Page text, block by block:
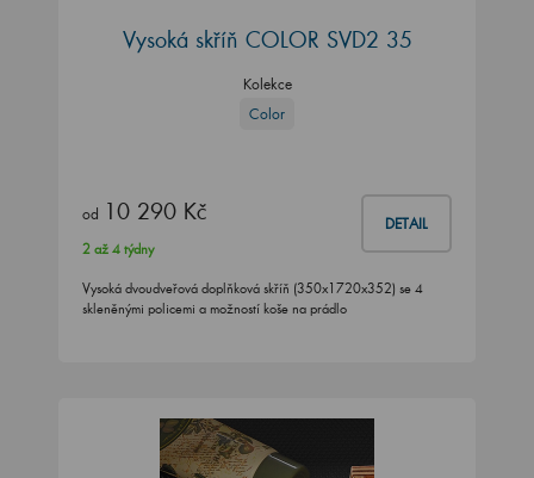
Vysoká skříň COLOR SVD2 35
Kolekce
Color
od 10 290 Kč DETAIL
2 až 4 týdny
Vysoká dvoudveřová doplňková skříň (350x1720x352) se 4
skleněnými policemi a možností koše na prádlo